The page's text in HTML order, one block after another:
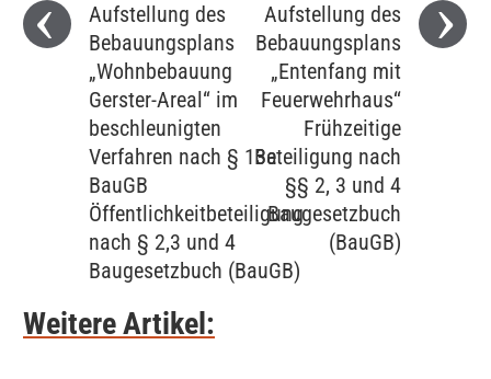
Aufstellung des
Bebauungsplans
„Wohnbebauung
Gerster-Areal“ im
beschleunigten
Verfahren nach § 13a
BauGB
Öffentlichkeitbeteiligung
nach § 2,3 und 4
Baugesetzbuch (BauGB)
Aufstellung des
Bebauungsplans
„Entenfang mit
Feuerwehrhaus‘‘
Frühzeitige
Beteiligung nach
§§ 2, 3 und 4
Baugesetzbuch
(BauGB)
Weitere Artikel: